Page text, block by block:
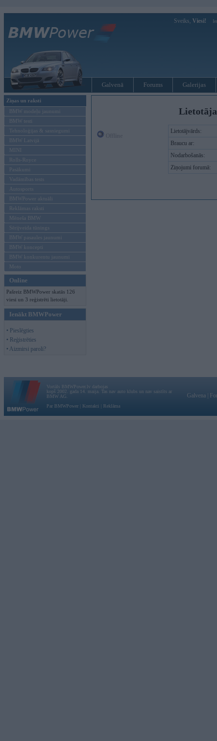
Sveiks, Viesi!
Galvenā Forums Galerijas
Ziņas un raksti
BMW modeļu jaunumi
BMW testi
Tehnoloģijas & sasniegumi
BMW Latvijā
MINI
Rolls-Royce
Pasākumi
Vadāmības tests
Autosports
BMWPower aktuāli
Reklāmas raksti
Mēneša BMW
Sērijveida tūnings
BMW pasaules jaunumi
BMW koncepti
BMW konkurentu jaunumi
Moto
Online
Pašreiz BMWPower skatās 126
viesi un 3 reģistrēti lietotāji.
Ienākt BMWPower
• Pieslēgties
• Reģistrēties
• Aizmirsi paroli?
Lietotājvārds:
Braucu ar:
Nodarbošanās:
Ziņojumi forumā:
Vortāls BMWPower.lv darbojas
kopš 2002. gada 14. maija. Tas nav auto klubs un nav saistīts ar
BMW AG.
Par BMWPower
Kontakti Reklāma
Galvena